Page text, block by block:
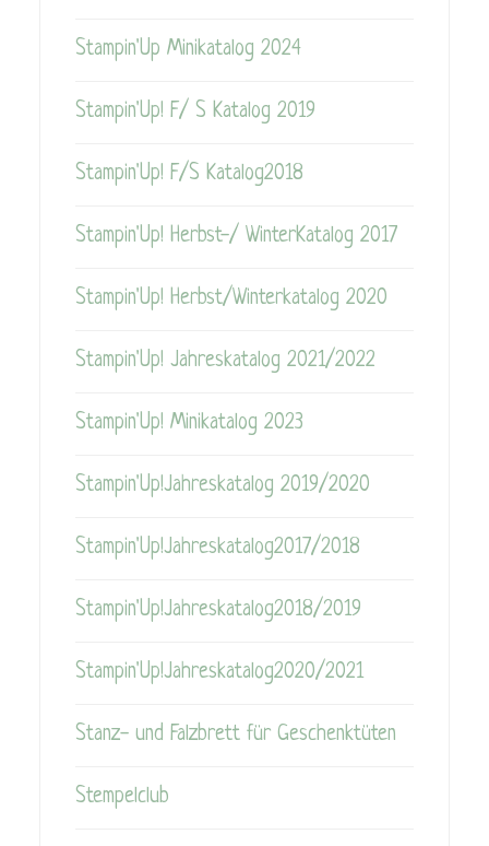
Stampin'Up Minikatalog 2024
Stampin'Up! F/ S Katalog 2019
Stampin'Up! F/S Katalog2018
Stampin'Up! Herbst-/ WinterKatalog 2017
Stampin'Up! Herbst/Winterkatalog 2020
Stampin'Up! Jahreskatalog 2021/2022
Stampin'Up! Minikatalog 2023
Stampin'Up!Jahreskatalog 2019/2020
Stampin'Up!Jahreskatalog2017/2018
Stampin'Up!Jahreskatalog2018/2019
Stampin'Up!Jahreskatalog2020/2021
Stanz- und Falzbrett für Geschenktüten
Stempelclub